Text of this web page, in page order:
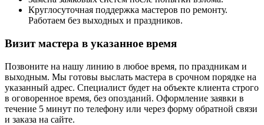
Круглосуточная поддержка мастеров по ремонту.
Работаем без выходных и праздников.
Визит мастера в указанное время
Позвоните на нашу линию в любое время, по праздникам и
выходным. Мы готовы выслать мастера в срочном порядке на
указанный адрес. Специалист будет на объекте клиента строго
в оговоренное время, без опозданий. Оформление заявки в
течение 5 минут по телефону или через форму обратной связи
и заказа на сайте.